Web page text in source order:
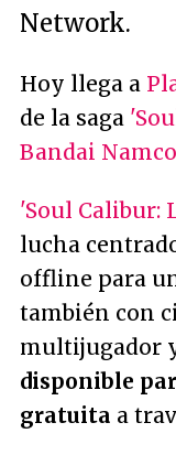
Network.
Hoy llega a
de la saga
Bandai Namco
'Soul Calibur:
lucha
offline para
también con
multijugador
disponible
gratuita a